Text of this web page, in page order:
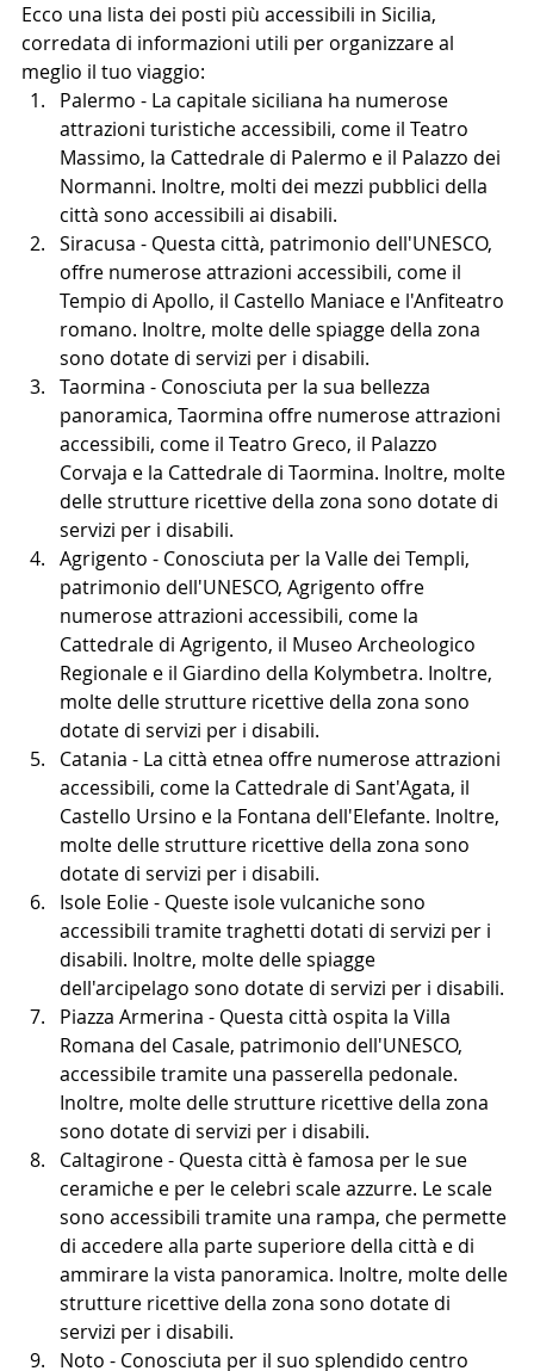
Ecco una lista dei posti più accessibili in Sicilia,
corredata di informazioni utili per organizzare al
meglio il tuo viaggio:
Palermo - La capitale siciliana ha numerose
attrazioni turistiche accessibili, come il Teatro
Massimo, la Cattedrale di Palermo e il Palazzo dei
Normanni. Inoltre, molti dei mezzi pubblici della
città sono accessibili ai disabili.
Siracusa - Questa città, patrimonio dell'UNESCO,
offre numerose attrazioni accessibili, come il
Tempio di Apollo, il Castello Maniace e l'Anfiteatro
romano. Inoltre, molte delle spiagge della zona
sono dotate di servizi per i disabili.
Taormina - Conosciuta per la sua bellezza
panoramica, Taormina offre numerose attrazioni
accessibili, come il Teatro Greco, il Palazzo
Corvaja e la Cattedrale di Taormina. Inoltre, molte
delle strutture ricettive della zona sono dotate di
servizi per i disabili.
Agrigento - Conosciuta per la Valle dei Templi,
patrimonio dell'UNESCO, Agrigento offre
numerose attrazioni accessibili, come la
Cattedrale di Agrigento, il Museo Archeologico
Regionale e il Giardino della Kolymbetra. Inoltre,
molte delle strutture ricettive della zona sono
dotate di servizi per i disabili.
Catania - La città etnea offre numerose attrazioni
accessibili, come la Cattedrale di Sant'Agata, il
Castello Ursino e la Fontana dell'Elefante. Inoltre,
molte delle strutture ricettive della zona sono
dotate di servizi per i disabili.
Isole Eolie - Queste isole vulcaniche sono
accessibili tramite traghetti dotati di servizi per i
disabili. Inoltre, molte delle spiagge
dell'arcipelago sono dotate di servizi per i disabili.
Piazza Armerina - Questa città ospita la Villa
Romana del Casale, patrimonio dell'UNESCO,
accessibile tramite una passerella pedonale.
Inoltre, molte delle strutture ricettive della zona
sono dotate di servizi per i disabili.
Caltagirone - Questa città è famosa per le sue
ceramiche e per le celebri scale azzurre. Le scale
sono accessibili tramite una rampa, che permette
di accedere alla parte superiore della città e di
ammirare la vista panoramica. Inoltre, molte delle
strutture ricettive della zona sono dotate di
servizi per i disabili.
Noto - Conosciuta per il suo splendido centro